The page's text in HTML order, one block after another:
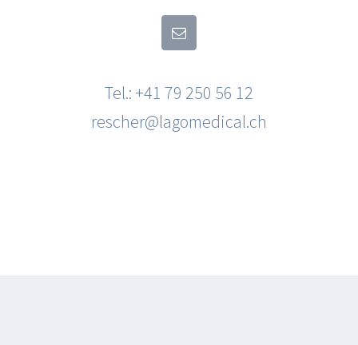
Tel.: +41 79 250 56 12
rescher@lagomedical.ch